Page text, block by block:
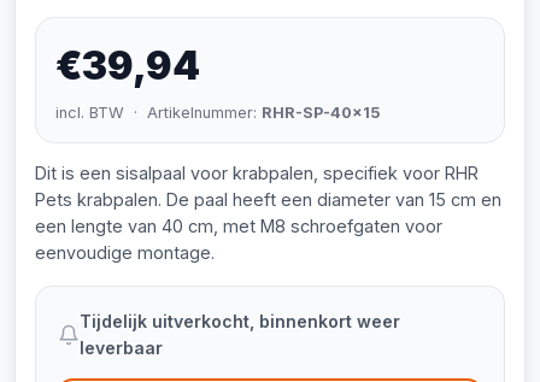
€39,94
incl. BTW · Artikelnummer: RHR-SP-40x15
Dit is een sisalpaal voor krabpalen, specifiek voor RHR
Pets krabpalen. De paal heeft een diameter van 15 cm en
een lengte van 40 cm, met M8 schroefgaten voor
eenvoudige montage.
Tijdelijk uitverkocht, binnenkort weer
leverbaar